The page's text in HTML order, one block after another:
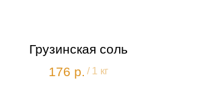
Грузинская соль
176 р. / 1 кг